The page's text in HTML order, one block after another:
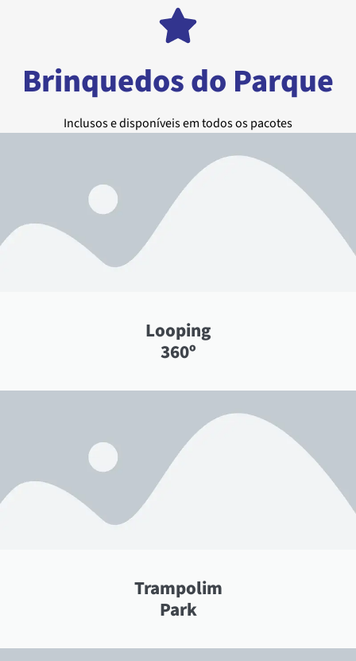
Brinquedos do Parque
Inclusos e disponíveis em todos os pacotes
Looping
360º
Trampolim
Park